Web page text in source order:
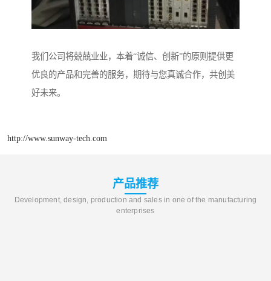
我们公司将兢兢业业，本着“诚信、创新”的原则提供更
优良的产品和完善的服务，期待与您真诚合作，共创美
好未来。
http://www.sunway-tech.com
产品推荐
Development, design, production and sales in one of the manufacturing
enterprises